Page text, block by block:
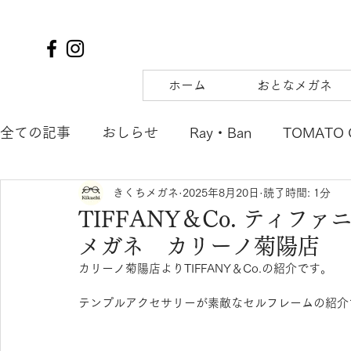
ホーム おとなメガネ
全ての記事 おしらせ Ray・Ban TOMATO
TIFFANY&Co. to hers SOLAIZ DJUAL
SAMURAI SHO mu tsubura
TIFFANY＆Co. ティフ
メガネ カリーノ菊陽店
きくちメガネ 2025年8月20日 読了時間: 1分
カリーノ菊陽店よりTIFFANY＆Co.の紹介です。
テンプルアクセサリーが素敵なセルフレームの紹介